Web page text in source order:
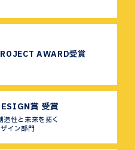
AWARD受賞
賞 受賞
造性と未来を拓く
イン部門